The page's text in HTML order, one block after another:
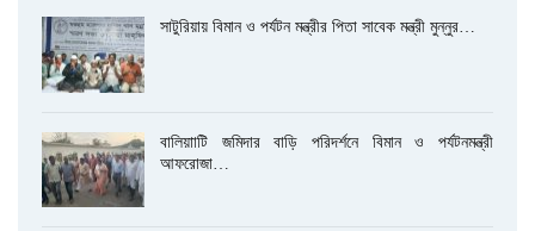
সাটুরিয়ায় বিমান ও পর্যটন মন্ত্রীর পিতা সাবেক মন্ত্রী মুন্নুর…
বালিয়াাটি জমিদার বাড়ি পরিদর্শনে বিমান ও পর্যটনমন্ত্রী
আফরোজা…